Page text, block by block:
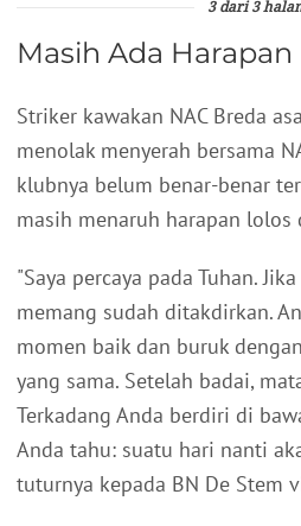
3 dari 3
Masih Ada Harapan
Striker kawakan NAC Breda
menolak menyerah bersama
klubnya belum benar-benar
masih menaruh harapan lolos
"Saya percaya pada Tuhan.
memang sudah ditakdirkan.
momen baik dan buruk
yang sama. Setelah badai,
Terkadang Anda berdiri di
Anda tahu: suatu hari nanti
tuturnya kepada BN De Stem